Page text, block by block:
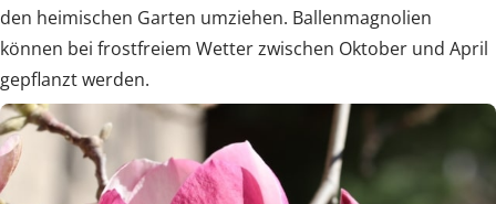
den heimischen Garten umziehen. Ballenmagnolien
können bei frostfreiem Wetter zwischen Oktober und April
gepflanzt werden.